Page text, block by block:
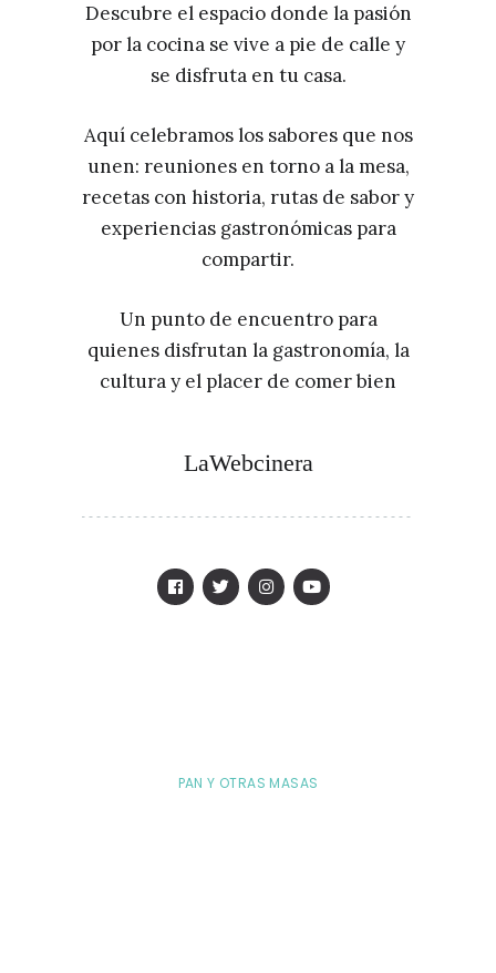
Descubre el espacio donde la pasión
por la cocina se vive a pie de calle y
se disfruta en tu casa.
Aquí celebramos los sabores que nos
unen: reuniones en torno a la mesa,
recetas con historia, rutas de sabor y
experiencias gastronómicas para
compartir.
Un punto de encuentro para
quienes disfrutan la gastronomía, la
cultura y el placer de comer bien
LaWebcinera
PAN Y OTRAS MASAS